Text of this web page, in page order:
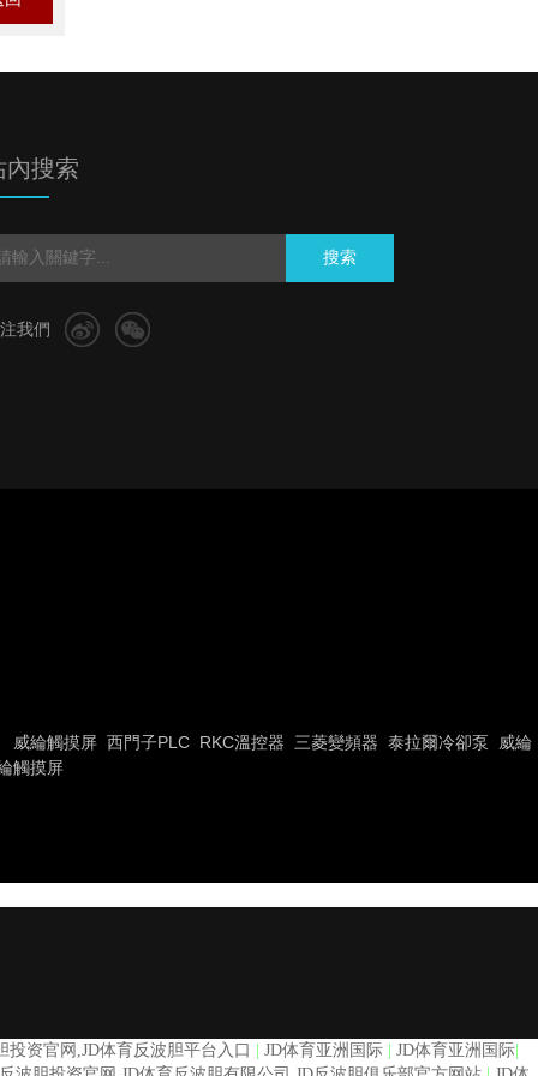
內搜索
搜索
我們
威綸觸摸屏 西門子PLC RKC溫控器 三菱變頻器 泰拉爾冷卻泵 威綸
觸摸屏
投资官网,JD体育反波胆平台入口 JD体育亚洲国际 JD体育亚洲国际